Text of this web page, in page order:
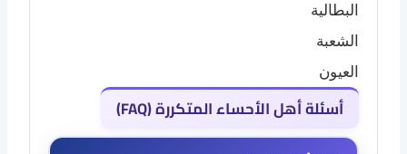
البطالية
الشعبة
العيون
أسئلة أهل الأحساء المتكررة (FAQ)